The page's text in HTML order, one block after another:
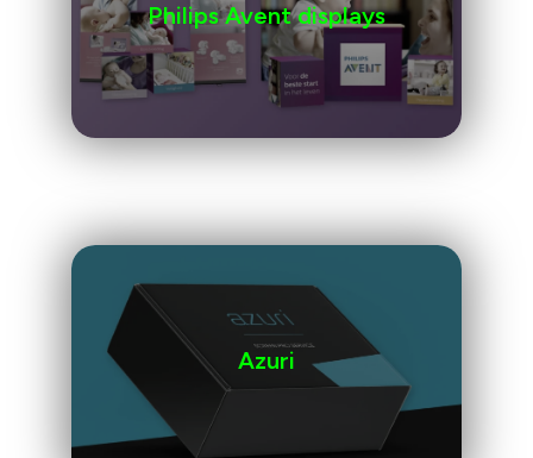
Philips Avent displays
Azuri